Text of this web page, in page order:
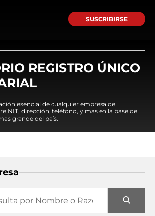
SUSCRIBIRSE
REGISTRO ÚNICO
esencial de cualquier empresa de
NIT, dirección, teléfono, y mas en la base de
grande del país.